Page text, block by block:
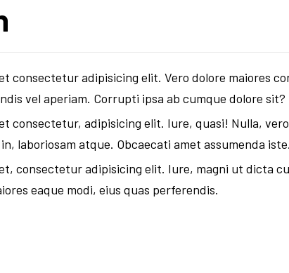
consectetur adipisicing elit. Vero dolore maiores
vel aperiam. Corrupti ipsa ab cumque dolore sit?
consectetur, adipisicing elit. Iure, quasi! Nulla,
laboriosam atque. Obcaecati amet assumenda iste.
consectetur adipisicing elit. Iure, magni ut dicta
eaque modi, eius quas perferendis.